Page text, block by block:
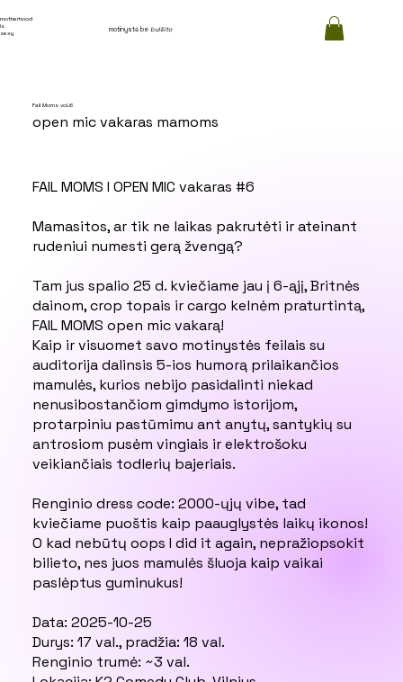
motinystė bebulšito
motherhood
is
sexy
open mic vakaras mamoms
Fail Moms vol.6
FAIL MOMS I OPEN MIC vakaras #6
Mamasitos, ar tik ne laikas pakrutėti ir ateinant
rudeniui numesti gerą žvengą?
Tam jus spalio 25 d. kviečiame jau į 6-ąjį, Britnės
dainom, crop topais ir cargo kelnėm praturtintą,
FAIL MOMS open mic vakarą!
Kaip ir visuomet savo motinystės feilais su
auditorija dalinsis 5-ios humorą prilaikančios
mamulės, kurios nebijo pasidalinti niekad
nenusibostančiom gimdymo istorijom,
protarpiniu pastūmimu ant anytų, santykių su
antrosiom pusėm vingiais ir elektrošoku
veikiančiais todlerių bajeriais.
Renginio dress code: 2000-ųjų vibe, tad
kviečiame puoštis kaip paauglystės laikų ikonos!
O kad nebūtų oops I did it again, nepražiopsokit
bilieto, nes juos mamulės šluoja kaip vaikai
paslėptus guminukus!
Data: 2025-10-25
Durys: 17 val., pradžia: 18 val.
Renginio trumė: ~3 val.